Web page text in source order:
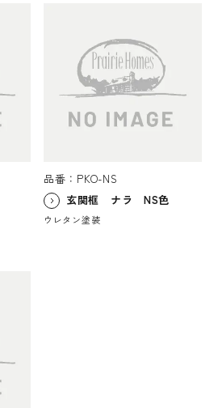
品番：PKO-NS
玄関框 ナラ NS色
ウレタン塗装